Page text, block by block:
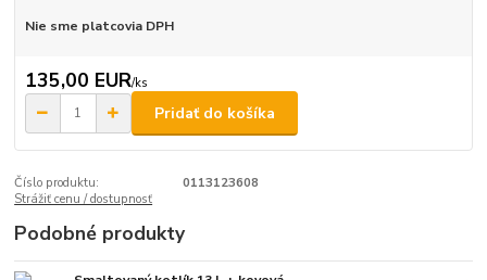
Nie sme platcovia DPH
135,00 EUR/ks
Pridať do košíka
Číslo produktu:
0113123608
Strážiť cenu / dostupnosť
Podobné produkty